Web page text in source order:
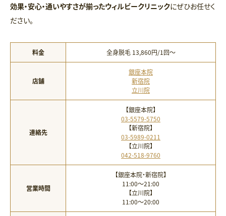
効果・安心・通いやすさが揃ったウィルビークリニックにぜひお任せく
ださい。
料金 全身脱毛 13,860円/1回〜
店舗
銀座本院
新宿院
立川院
連絡先
【銀座本院】
03-5579-5750
【新宿院】
03-5989-0211
【立川院】
042-518-9760
営業時間
【銀座本院・新宿院】
11:00〜21:00
【立川院】
11:00〜20:00